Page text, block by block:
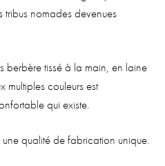
tribus nomades devenues
berbère tissé à la main, en laine
multiples couleurs est
qui existe.
qualité de fabrication unique.